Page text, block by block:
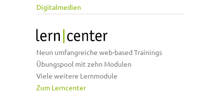
Digitalmedien
Neun umfangreiche web-based Trainings
Übungspool mit zehn Modulen
Viele weitere Lernmodule
Zum Lerncenter